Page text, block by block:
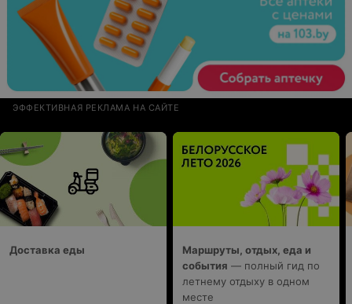
ЭФФЕКТИВНАЯ РЕКЛАМА НА САЙТЕ
Доставка еды
Маршруты, отдых, еда и
события — полный гид по
летнему отдыху в одном
месте